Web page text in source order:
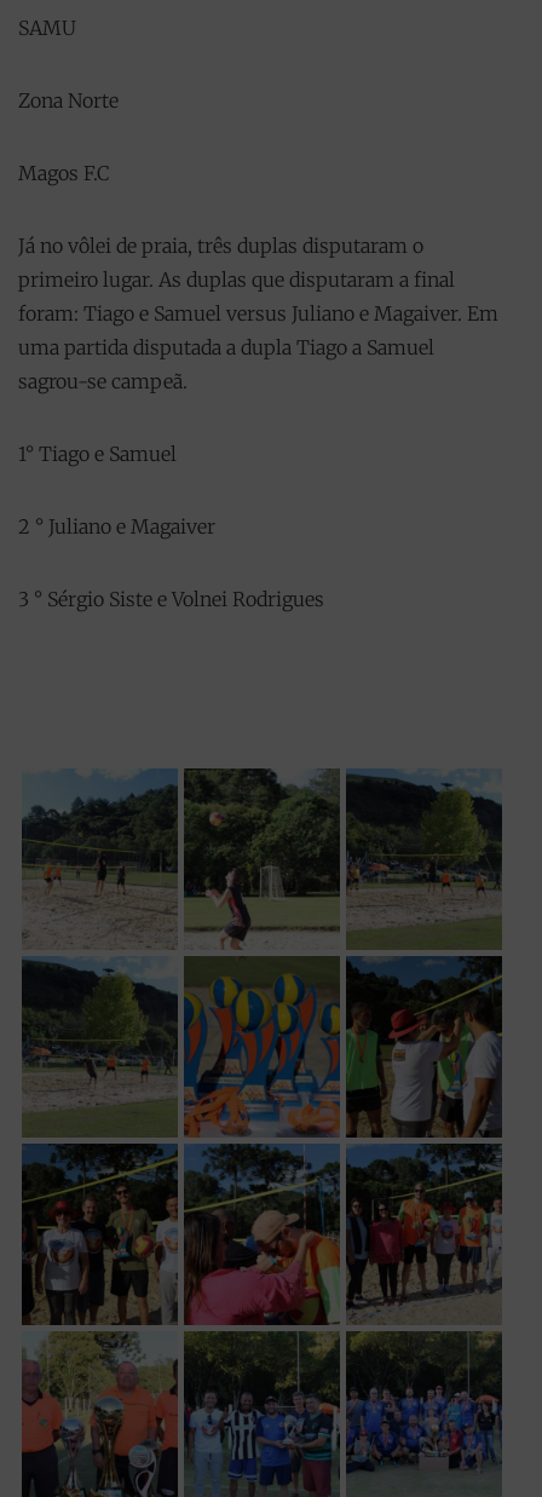
SAMU
Zona Norte
Magos F.C
Já no vôlei de praia, três duplas disputaram o
primeiro lugar. As duplas que disputaram a final
foram: Tiago e Samuel versus Juliano e Magaiver. Em
uma partida disputada a dupla Tiago a Samuel
sagrou-se campeã.
1° Tiago e Samuel
2 ° Juliano e Magaiver
3 ° Sérgio Siste e Volnei Rodrigues